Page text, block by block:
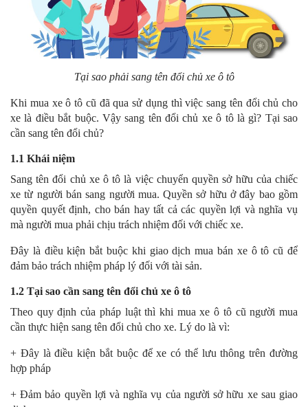
Tại sao phải sang tên đổi chủ xe ô tô
Khi mua xe ô tô cũ đã qua sử dụng thì việc sang tên đổi chủ cho
xe là điều bắt buộc. Vậy sang tên đổi chủ xe ô tô là gì? Tại sao
cần sang tên đổi chủ?
1.1 Khái niệm
Sang tên đổi chủ xe ô tô là việc chuyển quyền sở hữu của chiếc
xe từ người bán sang người mua. Quyền sở hữu ở đây bao gồm
quyền quyết định, cho bán hay tất cả các quyền lợi và nghĩa vụ
mà người mua phải chịu trách nhiệm đối với chiếc xe.
Đây là điều kiện bắt buộc khi giao dịch mua bán xe ô tô cũ để
đảm bảo trách nhiệm pháp lý đối với tài sản.
1.2 Tại sao cần sang tên đổi chủ xe ô tô
Theo quy định của pháp luật thì khi mua xe ô tô cũ người mua
cần thực hiện sang tên đổi chủ cho xe. Lý do là vì:
+ Đây là điều kiện bắt buộc để xe có thể lưu thông trên đường
hợp pháp
+ Đảm bảo quyền lợi và nghĩa vụ của người sở hữu xe sau giao